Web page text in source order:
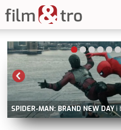
MIRAKLET PÅ HUDSONFLODEN
Video, Viaplay, dvd og blu-ray